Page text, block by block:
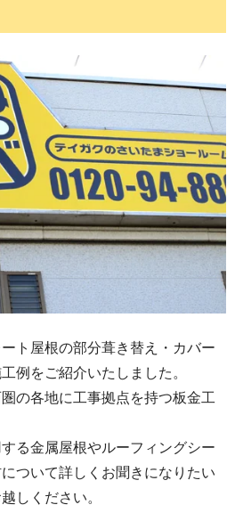
ト屋根の部分葺き替え・カバー
例をご紹介いたしました。
の各地に工事拠点を持つ板金工
る金属屋根やルーフィングシー
ついて詳しくお聞きになりたい
しください。